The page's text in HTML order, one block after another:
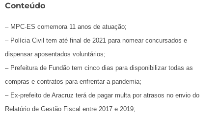
Conteúdo
– MPC-ES comemora 11 anos de atuação;
– Polícia Civil tem até final de 2021 para nomear concursados e
dispensar aposentados voluntários;
– Prefeitura de Fundão tem cinco dias para disponibilizar todas as
compras e contratos para enfrentar a pandemia;
– Ex-prefeito de Aracruz terá de pagar multa por atrasos no envio do
Relatório de Gestão Fiscal entre 2017 e 2019;